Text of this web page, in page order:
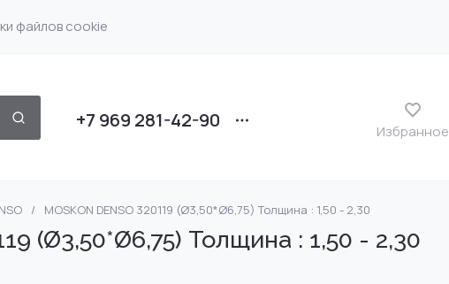
файлов cookie
+7 969 281-42-90 Избранное
Насос форсунки Detroit
DENSO
/ MOSKON DENSO 320119 (Ø3,50*Ø6,75) Толщина : 1,50 - 2,30
(Ø3,50*Ø6,75) Толщина : 1,50 - 2,30